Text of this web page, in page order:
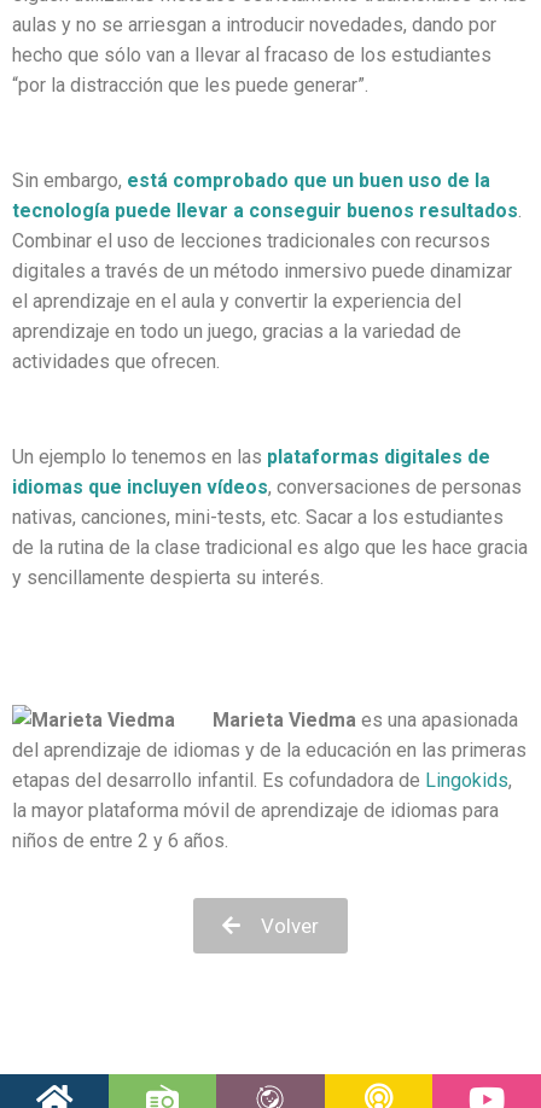
aulas y no se arriesgan a introducir novedades, dando por
hecho que sólo van a llevar al fracaso de los estudiantes
“por la distracción que les puede generar”.
Sin embargo, está comprobado que un buen uso de la
tecnología puede llevar a conseguir buenos resultados.
Combinar el uso de lecciones tradicionales con recursos
digitales a través de un método inmersivo puede dinamizar
el aprendizaje en el aula y convertir la experiencia del
aprendizaje en todo un juego, gracias a la variedad de
actividades que ofrecen.
Un ejemplo lo tenemos en las plataformas digitales de
idiomas que incluyen vídeos, conversaciones de personas
nativas, canciones, mini-tests, etc. Sacar a los estudiantes
de la rutina de la clase tradicional es algo que les hace gracia
y sencillamente despierta su interés.
Marieta Viedma es una apasionada
del aprendizaje de idiomas y de la educación en las primeras
etapas del desarrollo infantil. Es cofundadora de Lingokids,
la mayor plataforma móvil de aprendizaje de idiomas para
niños de entre 2 y 6 años.
Volver